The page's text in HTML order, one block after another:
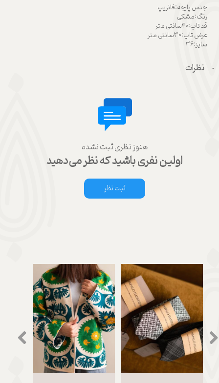
جنس پارچه:فانریپ
رنگ:مشکی
قد تاپ:40سانتی متر
عرض تاپ:30سانتی متر
سایز:36
نظرات
هنوز نظری ثبت نشده
اولین نفری باشید که نظر می‌دهید
ثبت نظر